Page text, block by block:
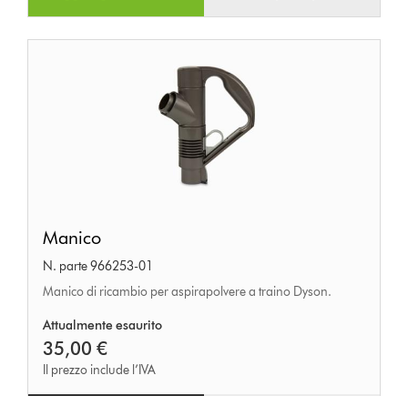
Manico
N. parte 966253-01
Manico di ricambio per aspirapolvere a traino Dyson.
Attualmente esaurito
35,00 €
Il prezzo include l’IVA